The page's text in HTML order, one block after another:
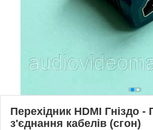
Перехідник HDMI Гніздо -
з'єднання кабелів (сгон)